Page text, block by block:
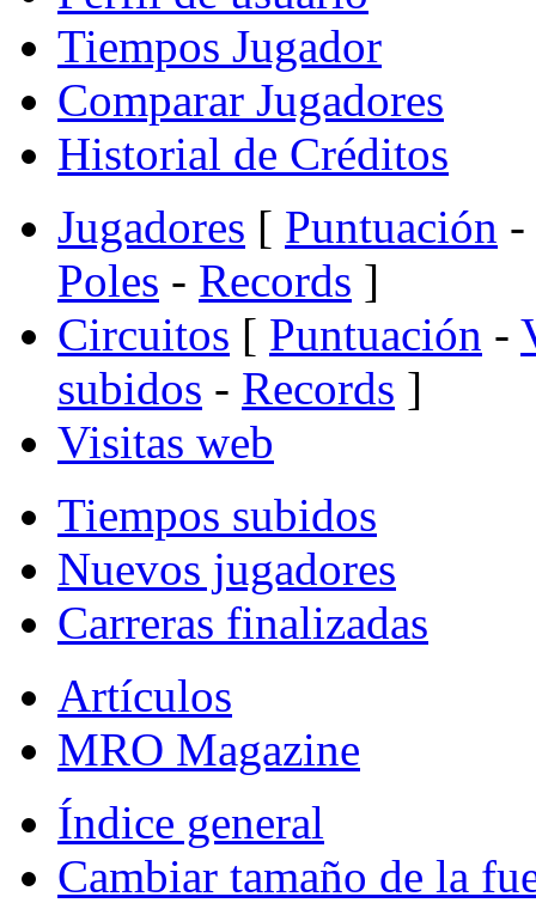
Tiempos Jugador
Comparar Jugadores
Historial de Créditos
Jugadores [ Puntuación -
Poles - Records ]
Circuitos [ Puntuación -
subidos - Records ]
Visitas web
Tiempos subidos
Nuevos jugadores
Carreras finalizadas
Artículos
MRO Magazine
Índice general
Cambiar tamaño de la